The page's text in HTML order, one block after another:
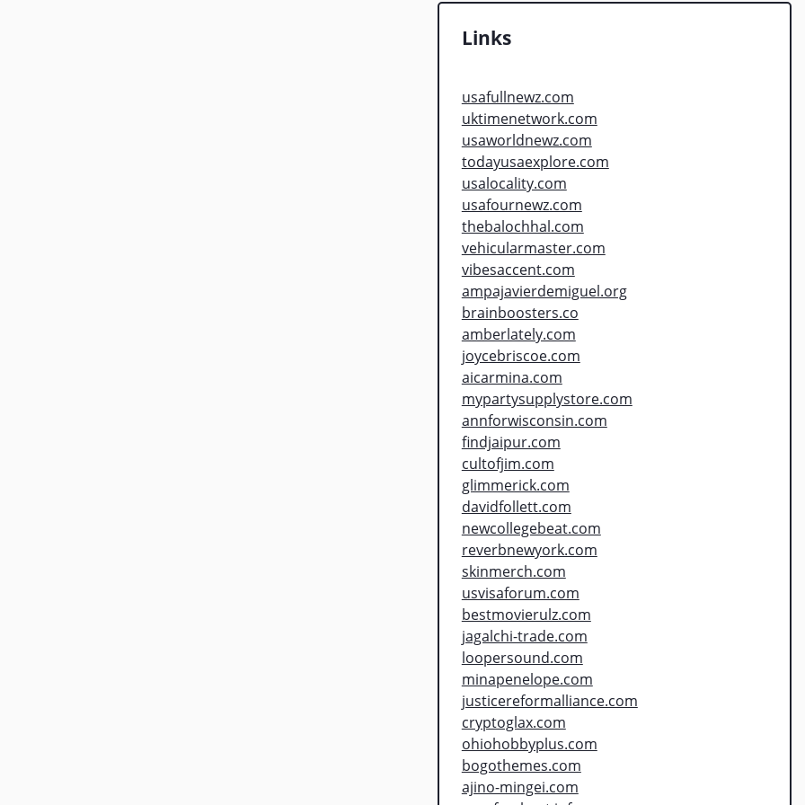
Links
usafullnewz.com
uktimenetwork.com
usaworldnewz.com
todayusaexplore.com
usalocality.com
usafournewz.com
thebalochhal.com
vehicularmaster.com
vibesaccent.com
ampajavierdemiguel.org
brainboosters.co
amberlately.com
joycebriscoe.com
aicarmina.com
mypartysupplystore.com
annforwisconsin.com
findjaipur.com
cultofjim.com
glimmerick.com
davidfollett.com
newcollegebeat.com
reverbnewyork.com
skinmerch.com
usvisaforum.com
bestmovierulz.com
jagalchi-trade.com
loopersound.com
minapenelope.com
justicereformalliance.com
cryptoglax.com
ohiohobbyplus.com
bogothemes.com
ajino-mingei.com